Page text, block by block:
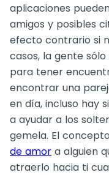
aplicaciones
amigos y posibles
efecto contrario si
casos, la gente
para tener
encontrar una
en día, incluso hay
a ayudar a los
gemela. El
de amor a alguien
atraerlo hacia ti